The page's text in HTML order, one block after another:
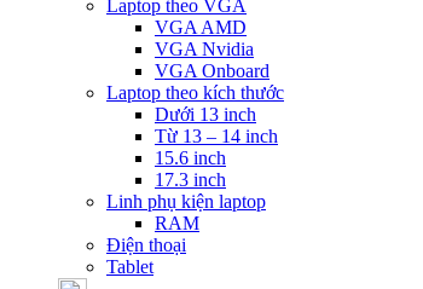
Laptop theo VGA
VGA AMD
VGA Nvidia
VGA Onboard
Laptop theo kích thước
Dưới 13 inch
Từ 13 – 14 inch
15.6 inch
17.3 inch
Linh phụ kiện laptop
RAM
Điện thoại
Tablet